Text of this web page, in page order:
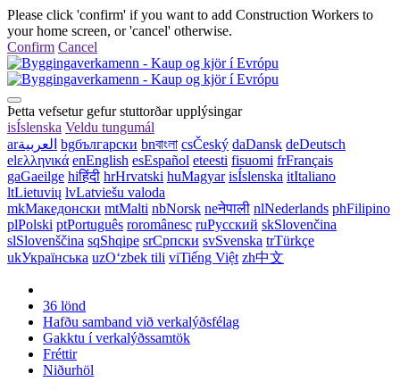
Please click 'confirm' if you want to add Construction Workers to
your home screen, or 'cancel' otherwise.
Confirm Cancel
Þetta vefsetur gefur stuttorðar upplýsingar
isÍslenska Veldu tungumál
arالعربية bgбългарски bnবাংলা csČeský daDansk deDeutsch
elελληνικά enEnglish esEspañol eteesti fisuomi frFrançais
gaGaeilge hiहिंदी hrHrvatski huMagyar isÍslenska itItaliano
ltLietuvių lvLatviešu valoda
mkМакедонски mtMalti nbNorsk neनेपाली nlNederlands phFilipino
plPolski ptPortuguês roromânesc ruРусский skSlovenčina
slSlovenščina sqShqipe srСрпски svSvenska trTürkçe
ukУкраїнська uzOʻzbek tili viTiếng Việt zh中文
36 lönd
Hafðu samband við verkalýðsfélag
Gakktu í verkalýðssamtök
Fréttir
Niðurhöl